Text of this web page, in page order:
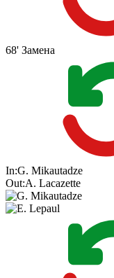
68' Замена
In:G. Mikautadze
Out:A. Lacazette